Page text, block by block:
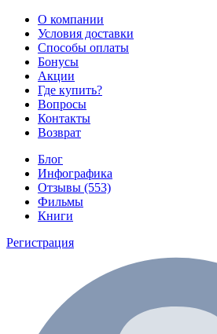
О компании
Условия доставки
Способы оплаты
Бонусы
Акции
Где купить?
Вопросы
Контакты
Возврат
Блог
Инфографика
Отзывы (553)
Фильмы
Книги
Регистрация